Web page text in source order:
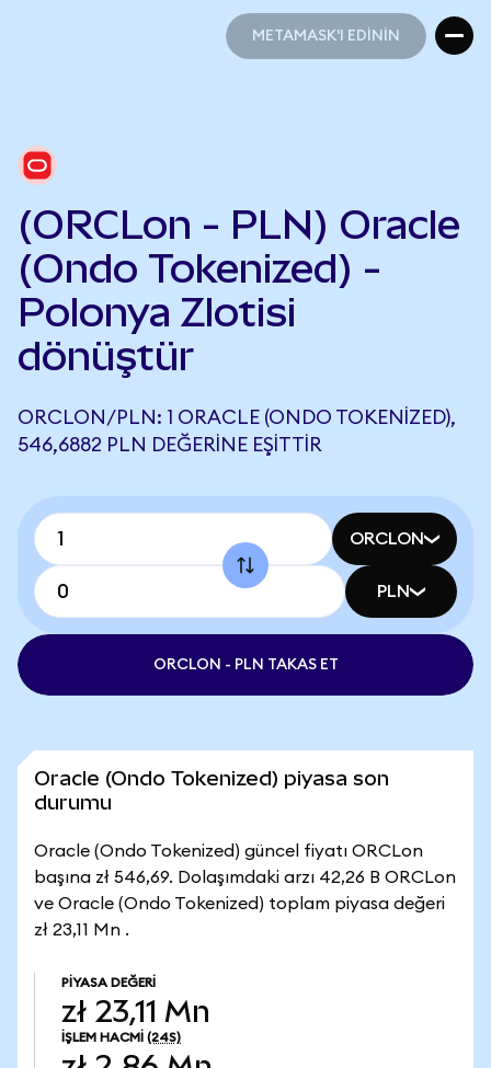
METAMASK'I EDİNİN
(ORCLon - PLN) Oracle
(Ondo Tokenized) -
Polonya Zlotisi
dönüştür
ORCLON/PLN: 1 ORACLE (ONDO TOKENIZED),
546,6882 PLN DEĞERINE EŞITTIR
ORCLON
PLN
ORCLON - PLN TAKAS ET
Oracle (Ondo Tokenized) piyasa son
durumu
Oracle (Ondo Tokenized) güncel fiyatı ORCLon
başına zł 546,69. Dolaşımdaki arzı 42,26 B ORCLon
ve Oracle (Ondo Tokenized) toplam piyasa değeri
zł 23,11 Mn .
PIYASA DEĞERI
zł 23,11 Mn
İŞLEM HACMI (24S)